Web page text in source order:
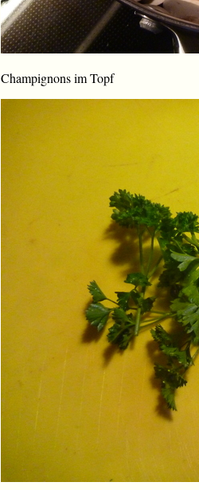
Champignons im Topf